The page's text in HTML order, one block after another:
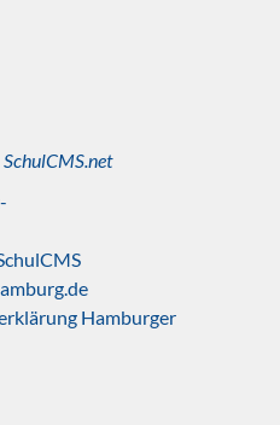
SchulCMS.net
Hamburger